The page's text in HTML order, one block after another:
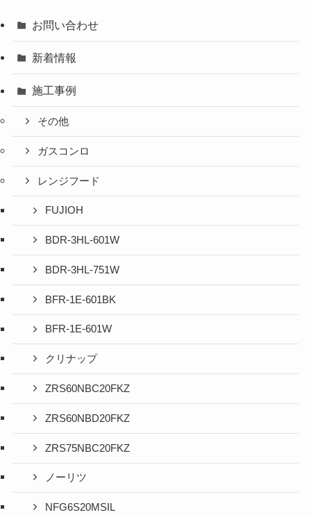
お問い合わせ
新着情報
施工事例
その他
ガスコンロ
レンジフード
FUJIOH
BDR-3HL-601W
BDR-3HL-751W
BFR-1E-601BK
BFR-1E-601W
クリナップ
ZRS60NBC20FKZ
ZRS60NBD20FKZ
ZRS75NBC20FKZ
ノーリツ
NFG6S20MSIL